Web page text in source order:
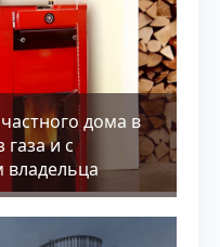
дома в
и с